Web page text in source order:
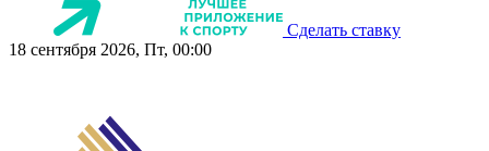
Сделать ставку
18 сентября 2026, Пт, 00:00